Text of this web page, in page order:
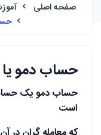
صفحه اصلی
حساب دمو
حساب دمو یک حساب
است